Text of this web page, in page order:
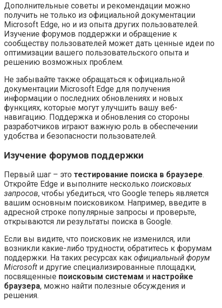
Дополнительные советы и рекомендации можно
получить не только из официальной документации
Microsoft Edge, но и из опыта других пользователей.
Изучение форумов поддержки и обращение к
сообществу пользователей может дать ценные идеи по
оптимизации вашего пользовательского опыта и
решению возможных проблем.
Не забывайте также обращаться к официальной
документации Microsoft Edge для получения
информации о последних обновлениях и новых
функциях, которые могут улучшить вашу веб-
навигацию. Поддержка и обновления со стороны
разработчиков играют важную роль в обеспечении
удобства и безопасности пользователей.
Изучение форумов поддержки
Первый шаг – это тестирование поиска в браузере.
Откройте Edge и выполните несколько поисковых
запросов, чтобы убедиться, что Google теперь является
вашим основным поисковиком. Например, введите в
адресной строке популярные запросы и проверьте,
открываются ли результаты поиска в Google.
Если вы видите, что поисковик не изменился, или
возникли какие-либо трудности, обратитесь к форумам
поддержки. На таких ресурсах как официальный форум
Microsoft и другие специализированные площадки,
посвященные поисковым системам и настройке
браузера, можно найти полезные обсуждения и
решения.